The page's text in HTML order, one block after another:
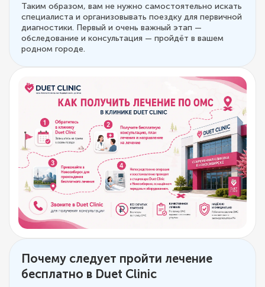
Таким образом, вам не нужно самостоятельно искать
специалиста и организовывать поездку для первичной
диагностики. Первый и очень важный этап —
обследование и консультация — пройдёт в вашем
родном городе.
Почему следует пройти лечение
бесплатно в Duet Clinic